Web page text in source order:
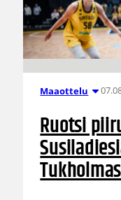
Maaottelu
Ruotsi